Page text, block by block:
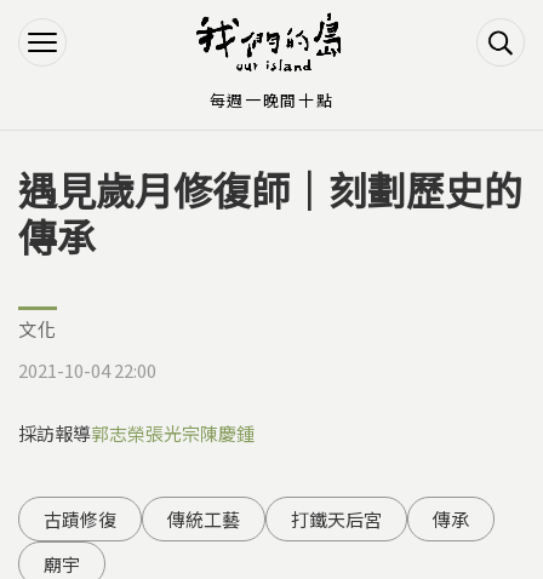
Jump to Navigation
Jump to Main content
您在這裡
遇見歲月修復師｜刻劃歷史的
傳承
文化
2021-10-04 22:00
採訪報導郭志榮張光宗陳慶鍾
古蹟修復 傳統工藝 打鐵天后宮
傳承
廟宇
每週一晚間十點